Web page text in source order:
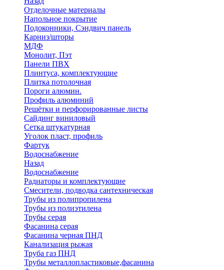
Отделочные материалы
Напольное покрытие
Подоконники, Сэндвич панель
Карниз/шторы
МДФ
Монолит, Пэт
Панели ПВХ
Плинтуса, комплектующие
Плитка потолочная
Пороги алюмин.
Профиль алюминий
Решётки и перфорированные листы
Сайдинг виниловый
Сетка штукатурная
Уголок пласт, профиль
Фартук
Водоснабжение
Назад
Водоснабжение
Радиаторы и комплектующие
Смесители, подводка сантехническая
Трубы из полипропилена
Трубы из полиэтилена
Трубы серая
Фасанина серая
Фасанина черная ПНД
Канализация рыжая
Труба газ ПНД
Трубы металлопластиковые,фасанина